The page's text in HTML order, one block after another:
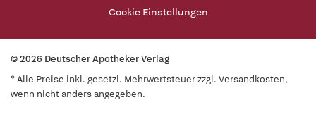
Cookie Einstellungen
© 2026 Deutscher Apotheker Verlag
* Alle Preise inkl. gesetzl. Mehrwertsteuer zzgl. Versandkosten,
wenn nicht anders angegeben.